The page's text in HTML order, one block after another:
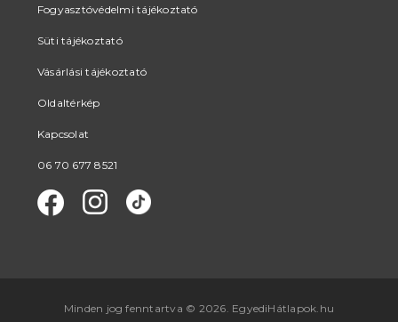
Fogyasztóvédelmi tájékoztató
Süti tájékoztató
Vásárlási tájékoztató
Oldaltérkép
Kapcsolat
06 70 677 8521
Minden jog fenntartva © 2026. EgyediHátlapok.hu